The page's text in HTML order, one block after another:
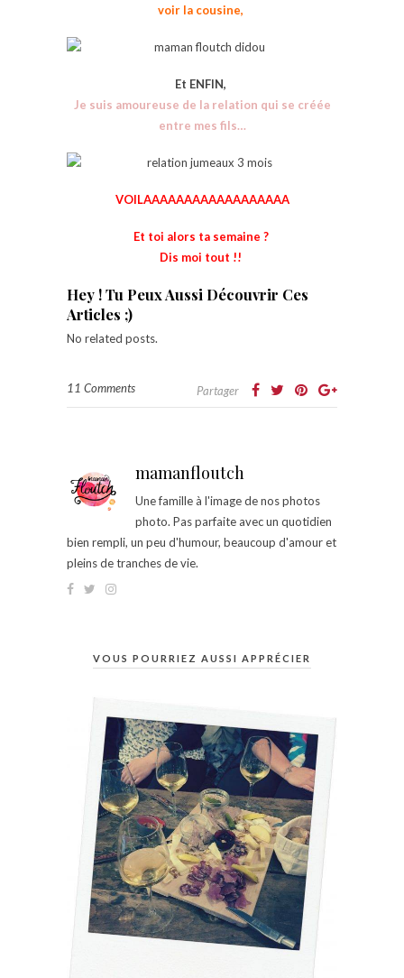
voir la cousine,
Et ENFIN,
Je suis amoureuse de la relation qui se créée
entre mes fils…
VOILAAAAAAAAAAAAAAAAAA
Et toi alors ta semaine ?
Dis moi tout !!
Hey ! Tu Peux Aussi Découvrir Ces
Articles ;)
No related posts.
11 Comments Partager
mamanfloutch
Une famille à l'image de nos photos
photo. Pas parfaite avec un quotidien
bien rempli, un peu d'humour, beaucoup d'amour et
pleins de tranches de vie.
VOUS POURRIEZ AUSSI APPRÉCIER